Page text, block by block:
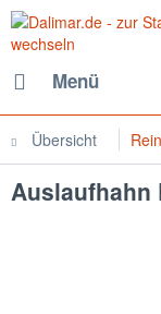
Menü
Übersicht
Auslaufhahn